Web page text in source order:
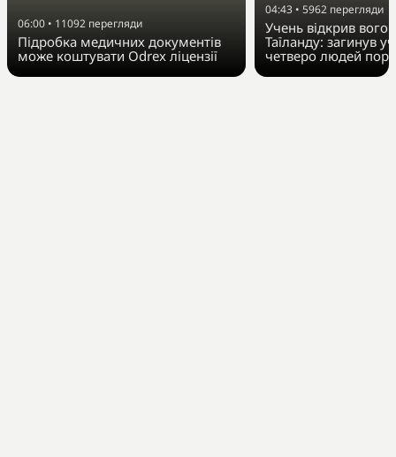
06:00 • 11092 перегляди
Підробка медичних документів
може коштувати Odrex ліцензії
04:43 • 5962 перегляди
Учень відкрив
Таїланду: загинув
четверо людей